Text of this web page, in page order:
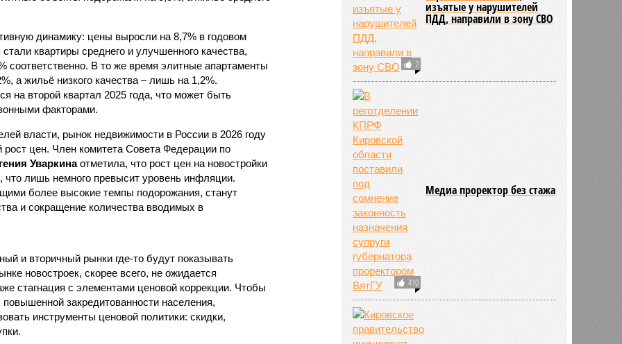
динамику: цены выросли на 8,7% в годовом
квартиры среднего и улучшенного качества,
соответственно. В то же время элитные апартаменты
а жильё низкого качества – лишь на 1,2%.
на второй квартал 2025 года, что может быть
факторами.
власти, рынок недвижимости в России в 2026 году
цен. Член комитета Совета Федерации по
Уваркинаотметила, что рост цен на новостройки
что лишь немного превысит уровень инфляции.
более высокие темпы подорожания, станут
и сокращение количества вводимых в
и вторичный рынки где-то будут показывать
новостроек, скорее всего, не ожидается
стагнация с элементами ценовой коррекции. Чтобы
закредитованности населения,
инструменты ценовой политики: скидки,
2
изъятые у нарушителей
ПДД, направили в зону СВО
410
Медиа проректор без стажа